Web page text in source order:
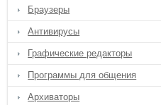
Браузеры
Антивирусы
Графические редакторы
Программы для общения
Архиваторы